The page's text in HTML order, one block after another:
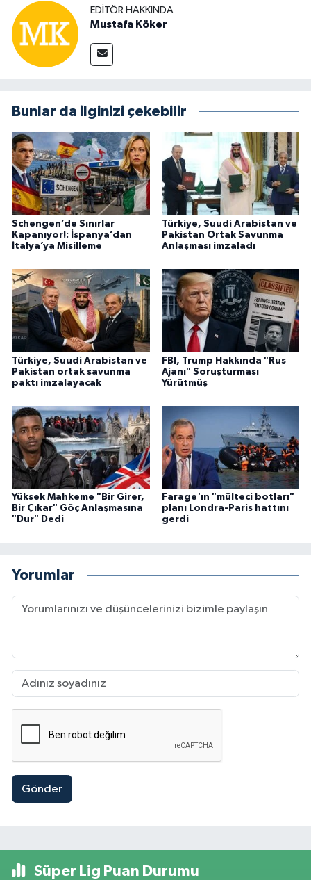
EDITÖR HAKKINDA
Mustafa Köker
Bunlar da ilginizi çekebilir
Schengen’de Sınırlar
Kapanıyor!: İspanya’dan
İtalya’ya Misilleme
Türkiye, Suudi Arabistan ve
Pakistan Ortak Savunma
Anlaşması imzaladı
Türkiye, Suudi Arabistan ve
Pakistan ortak savunma
paktı imzalayacak
FBI, Trump Hakkında "Rus
Ajanı" Soruşturması
Yürütmüş
Yüksek Mahkeme "Bir Girer,
Bir Çıkar" Göç Anlaşmasına
"Dur" Dedi
Farage'ın "mülteci botları"
planı Londra-Paris hattını
gerdi
Yorumlar
Gönder
Süper Lig Puan Durumu